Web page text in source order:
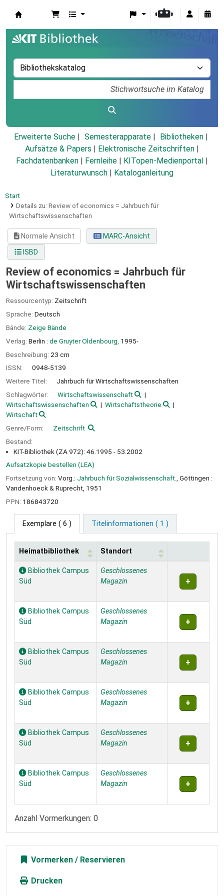
Erweiterte Suche Semesterapparate
Bibliotheken
Aufsätze & Papers
Elektronische Zeitschriften
Fachdatenbanken
Fernleihe KITopen-Medienportal
Literaturwunsch
Kataloganleitung
Start
Details zu: Review of economics = Jahrbuch für
Wirtschaftswissenschaften
Normale Ansicht
MARC-Ansicht
ISBD
Review of economics = Jahrbuch für
Wirtschaftswissenschaften
Ressourcentyp: Zeitschrift
Sprache: Deutsch
Bände: Zeige Bände
Verlag: Berlin : de Gruyter Oldenbourg, 1995-
Beschreibung: 23 cm
ISSN:
0948-5139
Weitere Titel:
Jahrbuch für Wirtschaftswissenschaften
Schlagwörter:
Wirtschaftswissenschaft
Wirtschaftswissenschaften
Wirtschaftstheorie
Wirtschaft
Genre/Form:
Zeitschrift
Bestand:
KIT-Bibliothek (ZA 972): 46.1995 - 53.2002
Aufsatzkopie bestellen (LEA)
Fortsetzung von: Vorg.: Jahrbuch für Sozialwissenschaft. , Göttingen :
Vandenhoeck & Ruprecht, 1951
PPN: 186843720
Exemplare ( 6 ) Titelinformationen ( 1 )
Exemplare
Heimatbibliothek Standort
Bibliothek Campus
Süd
Geschlossenes
Magazin
Bibliothek Campus
Süd
Geschlossenes
Magazin
Bibliothek Campus
Süd
Geschlossenes
Magazin
Bibliothek Campus
Süd
Geschlossenes
Magazin
Bibliothek Campus
Süd
Geschlossenes
Magazin
Bibliothek Campus
Süd
Geschlossenes
Magazin
Anzahl Vormerkungen: 0
Vormerken
Drucken